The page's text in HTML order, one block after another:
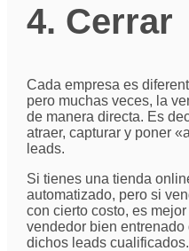
4. Cerrar
Cada empresa es
pero muchas veces, la
de manera directa. Es
atraer, capturar y poner
leads.
Si tienes una tienda
automatizado, pero si
con cierto costo, es
vendedor bien
dichos leads cualificados.